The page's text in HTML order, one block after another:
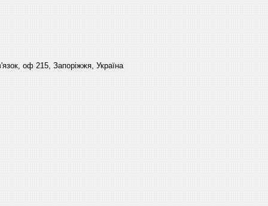
оф 215, Запоріжжя, Україна